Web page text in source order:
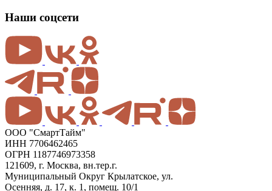
Наши соцсети
ООО "СмартТайм"
ИНН 7706462465
ОГРН 1187746973358
121609, г. Москва, вн.тер.г.
Муниципальный Округ Крылатское, ул.
Осенняя, д. 17, к. 1, помещ. 10/1